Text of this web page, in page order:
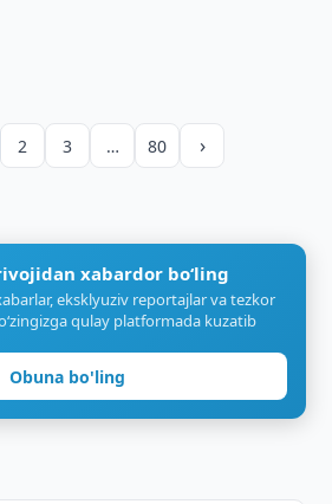
2 3 … 80 ›
xabardor bo‘ling
eksklyuziv reportajlar va tezkor
qulay platformada kuzatib
Obuna bo'ling